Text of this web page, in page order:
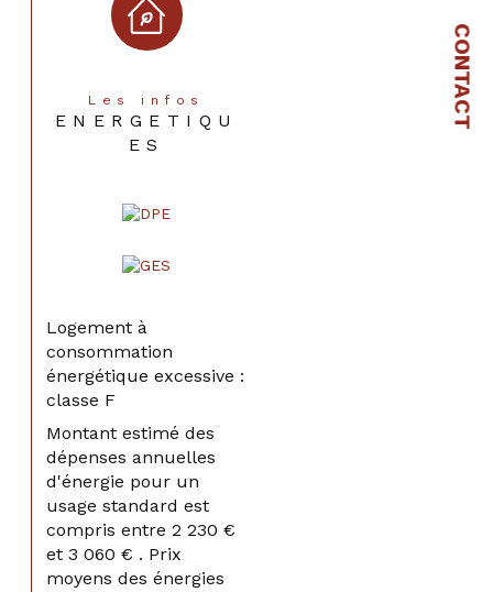
CONTACT
Les infos
ENERGETIQU
ES
Logement à
consommation
énergétique excessive :
classe F
Montant estimé des
dépenses annuelles
d'énergie pour un
usage standard est
compris entre 2 230 €
et 3 060 € . Prix
moyens des énergies